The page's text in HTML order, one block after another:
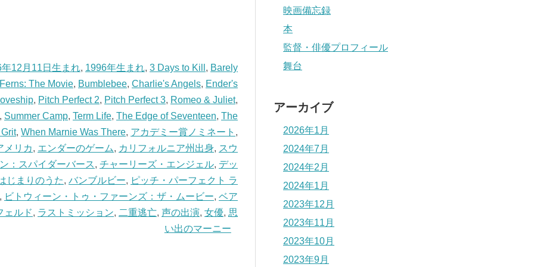
12月11日生まれ, 1996年生まれ, 3 Days to Kill , Barely
The Movie, Bumblebee, Charlie's Angels, Ender's
, Pitch Perfect 2, Pitch Perfect 3, Romeo & Juliet,
, Summer Camp, Term Life, The Edge of Seventeen, The
, When Marnie Was There, アカデミー賞ノミネート ,
メリカ, エンダーのゲーム, カリフォルニア州出身, スウ
：スパイダーバース, チャーリーズ・エンジェル, デッ
じまりのうた, バンブルビー, ピッチ・パーフェクト ラ
, ビトウィーン・トゥ・ファーンズ：ザ・ムービー, ベア
ェルド, ラストミッション, 二重逃亡, 声の出演, 女優, 思
い出のマーニー
映画備忘録
本
監督・俳優プロフィール
舞台
アーカイブ
2026年1月
2024年7月
2024年2月
2024年1月
2023年12月
2023年11月
2023年10月
2023年9月